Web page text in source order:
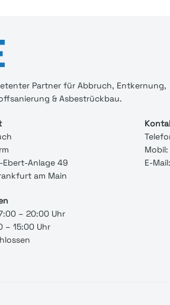
Partner für Abbruch, Entkernung,
& Asbestrückbau.
Ebert-Anlage 49
am Main
– 20:00 Uhr
– 15:00 Uhr
Mobil:
E-Mail: